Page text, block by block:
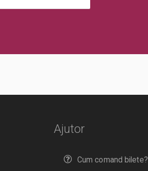
Ajutor
Cum comand bilete?